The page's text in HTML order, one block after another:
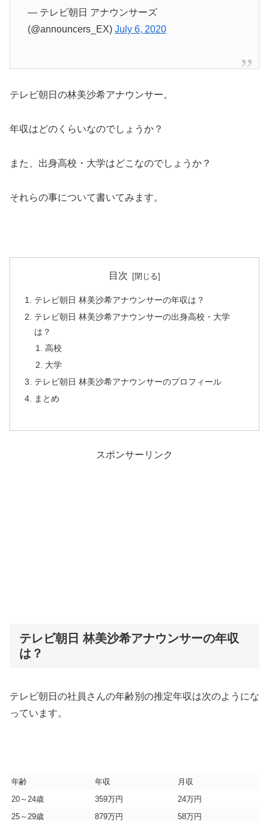
— テレビ朝日 アナウンサーズ
(@announcers_EX) July 6, 2020
テレビ朝日の林美沙希アナウンサー。
年収はどのくらいなのでしょうか？
また、出身高校・大学はどこなのでしょうか？
それらの事について書いてみます。
目次
テレビ朝日 林美沙希アナウンサーの年収は？
テレビ朝日 林美沙希アナウンサーの出身高校・大学
は？
高校
大学
テレビ朝日 林美沙希アナウンサーのプロフィール
まとめ
スポンサーリンク
テレビ朝日 林美沙希アナウンサーの年収
は？
テレビ朝日の社員さんの年齢別の推定年収は次のようにな
っています。
年齢 年収
月収
20～24歳
359万円
24万円
25～29歳
879万円
58万円